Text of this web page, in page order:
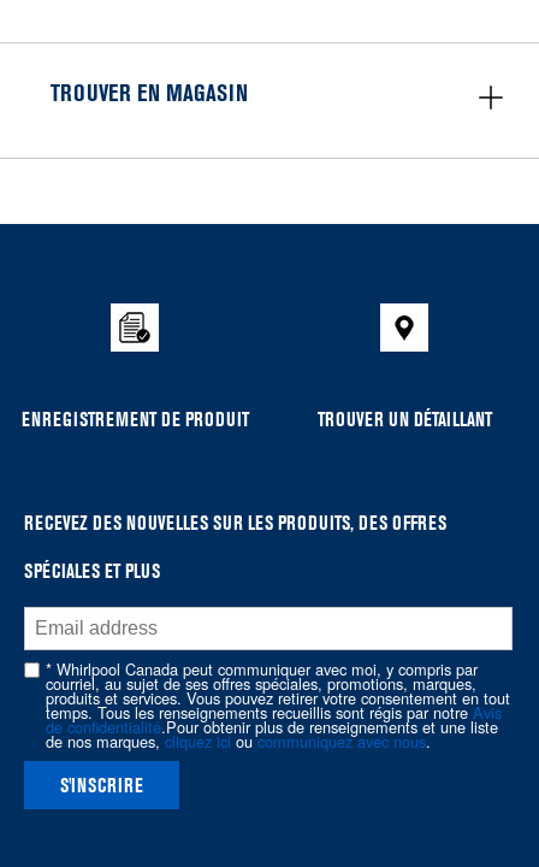
TROUVER EN MAGASIN
added
find
the
this
page
ENREGISTREMENT DE PRODUIT TROUVER UN DÉTAILLANT
RECEVEZ DES NOUVELLES SUR LES PRODUITS, DES OFFRES
SPÉCIALES ET PLUS
* Whirlpool Canada peut communiquer avec moi, y compris par
courriel, au sujet de ses offres spéciales, promotions, marques,
produits et services. Vous pouvez retirer votre consentement en tout
temps. Tous les renseignements recueillis sont régis par notre Avis
de confidentialité.Pour obtenir plus de renseignements et une liste
de nos marques, cliquez ici oucommuniquez avec nous.
S'INSCRIRE